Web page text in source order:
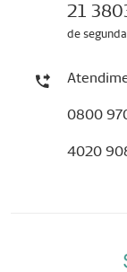
21
de
0800
4020